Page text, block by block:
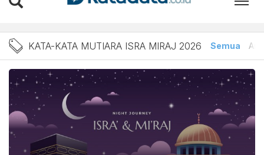
Berita Kata-kata Mutiara
KATA-KATA MUTIARA ISRA MIRAJ 2026 Semua